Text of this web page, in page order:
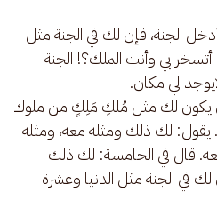
الجنة، فإن لك في الجنة مثل
أتسخر بي وأنت الملك؟! الجنة
لي مكان.
يكون لك مثل مُلكِ مَلِكٍ من ملوك
لك ذلك ومثله معه، ومثله
قال في الخامسة: لك ذلك
في الجنة مثل الدنيا وعشرة